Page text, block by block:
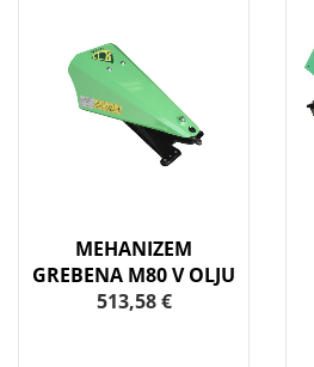
MEHANIZEM
GREBENA M80 V OLJU
513,58 €